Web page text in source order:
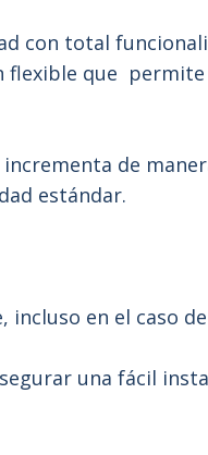
con total
flexible que
de
estándar.
en el caso
una fácil